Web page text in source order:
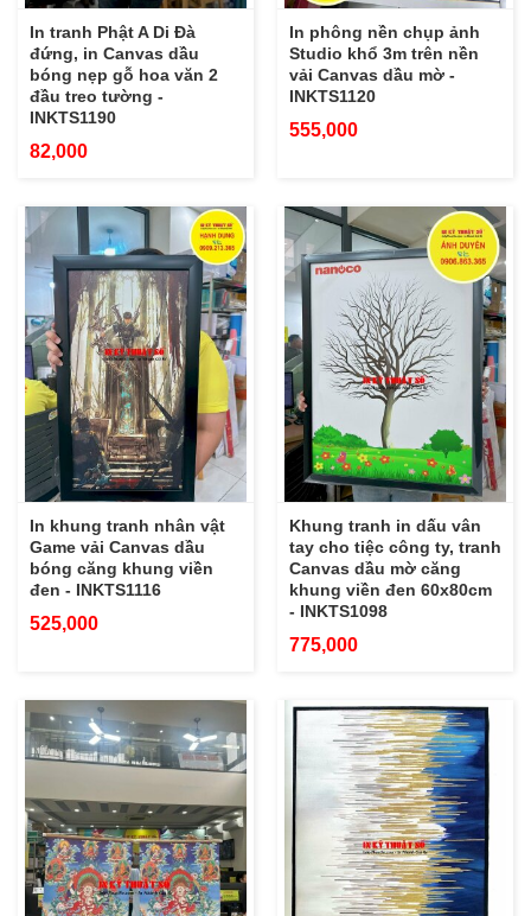
In tranh Phật A Di Đà
đứng, in Canvas dầu
bóng nẹp gỗ hoa văn 2
đầu treo tường -
INKTS1190
82,000
In phông nền chụp ảnh
Studio khổ 3m trên nền
vải Canvas dầu mờ -
INKTS1120
555,000
In khung tranh nhân vật
Game vải Canvas dầu
bóng căng khung viền
đen - INKTS1116
525,000
Khung tranh in dấu vân
tay cho tiệc công ty, tranh
Canvas dầu mờ căng
khung viền đen 60x80cm
- INKTS1098
775,000